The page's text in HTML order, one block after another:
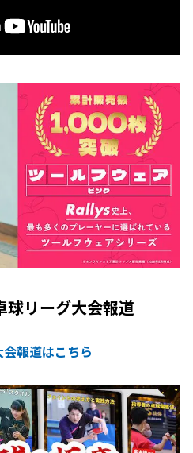
球リーグ大会報道
報道はこちら